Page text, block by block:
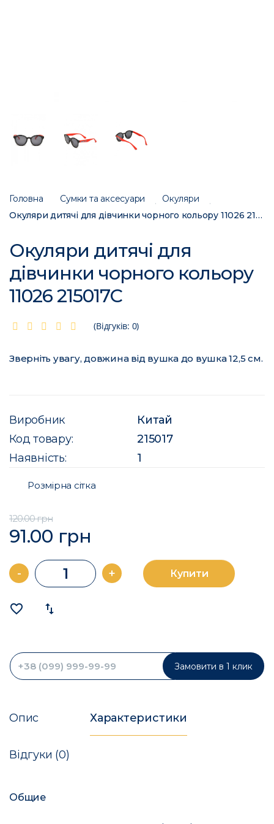
Головна Сумки та аксесуари
Окуляри
Окуляри дитячі для дівчинки чорного кольору 11026 215017C
Окуляри дитячі для
дівчинки чорного кольору
11026 215017C
(Відгуків: 0)
Зверніть увагу, довжина від вушка до вушка 12,5 см.
Виробник
Китай
Код товару:
215017
Наявність:
1
Розмірна сітка
120.00 грн
91.00 грн
- + Купити
favorite_border import_export
Замовити в 1 клик
Опис Характеристики
Відгуки (0)
Общие